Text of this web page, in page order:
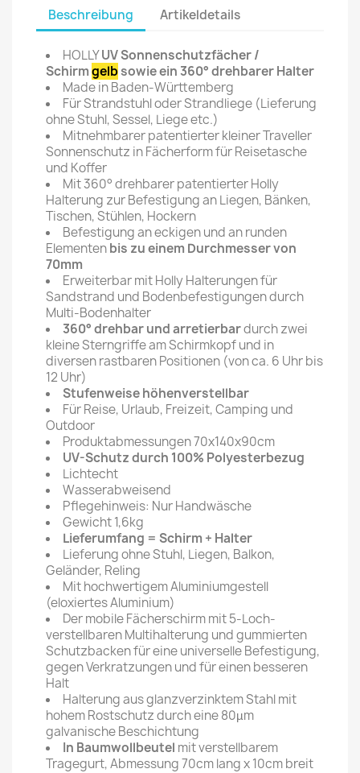
Beschreibung Artikeldetails
HOLLYUV Sonnenschutzfächer /
Schirmgelbsowie ein 360° drehbarer Halter
Made in Baden-Württemberg
Für Strandstuhl oder Strandliege (Lieferung
ohne Stuhl, Sessel, Liege etc.)
Mitnehmbarer patentierter kleiner Traveller
Sonnenschutz in Fächerform für Reisetasche
und Koffer
Mit 360° drehbarer patentierter Holly
Halterung zur Befestigung an Liegen, Bänken,
Tischen, Stühlen, Hockern
Befestigung an eckigen und an runden
Elementenbis zu einem Durchmesser von
70mm
Erweiterbar mit Holly Halterungen für
Sandstrand und Bodenbefestigungen durch
Multi-Bodenhalter
360° drehbar und arretierbardurch zwei
kleine Sterngriffe am Schirmkopf und in
diversen rastbaren Positionen (von ca. 6 Uhr bis
12 Uhr)
Stufenweise höhenverstellbar
Für Reise, Urlaub, Freizeit, Camping und
Outdoor
Produktabmessungen 70x140x90cm
UV-Schutz durch 100% Polyesterbezug
Lichtecht
Wasserabweisend
Pflegehinweis: Nur Handwäsche
Gewicht 1,6kg
Lieferumfang = Schirm + Halter
Lieferung ohne Stuhl, Liegen, Balkon,
Geländer, Reling
Mit hochwertigem Aluminiumgestell
(eloxiertes Aluminium)
Der mobile Fächerschirm mit 5-Loch-
verstellbaren Multihalterung und gummierten
Schutzbacken für eine universelle Befestigung,
gegen Verkratzungen und für einen besseren
Halt
Halterung aus glanzverzinktem Stahl mit
hohem Rostschutz durch eine 80µm
galvanische Beschichtung
In Baumwollbeutel mit verstellbarem
Tragegurt, Abmessung 70cm lang x 10cm breit